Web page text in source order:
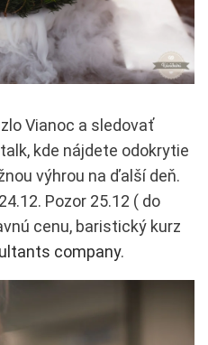
Vianoc a sledovať
kde nájdete odokrytie
výhrou na ďalší deň.
Pozor 25.12 ( do
cenu, baristický kurz
company.